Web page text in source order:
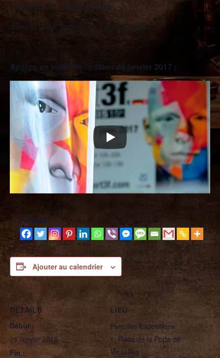
Vendredi : de 14h00 à 22h00
Samedi et dimanche : de 11h00 à 19h00
Aperçu en vidéo de l’édition de janvier 2017 :
Partager
Ajouter au calendrier
DÉTAILS
Début :
26 janvier 2018
Fin :
LIEU
Parc des Expositions
1, Place de la Porte de
Versailles